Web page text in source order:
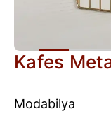
Kafes
Modabilya